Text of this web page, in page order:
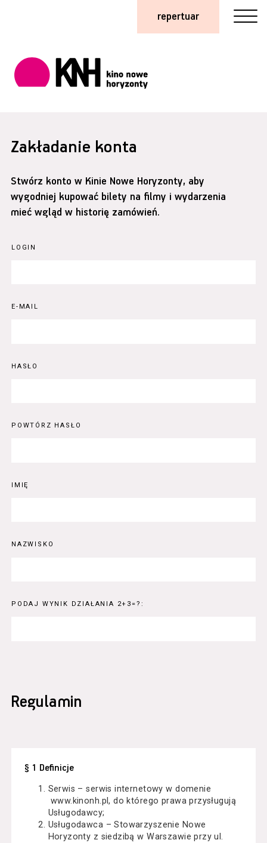
repertuar
Zakładanie konta
Stwórz konto w Kinie Nowe Horyzonty, aby
wygodniej kupować bilety na filmy i wydarzenia
mieć wgląd w historię zamówień.
LOGIN
E-MAIL
HASŁO
POWTÓRZ HASŁO
IMIĘ
NAZWISKO
PODAJ WYNIK DZIAŁANIA 2+3=?:
Regulamin
§ 1 Definicje
Serwis – serwis internetowy w domenie
www.kinonh.pl, do którego prawa przysługują
Usługodawcy;
Usługodawca – Stowarzyszenie Nowe
Horyzonty z siedzibą w Warszawie przy ul.